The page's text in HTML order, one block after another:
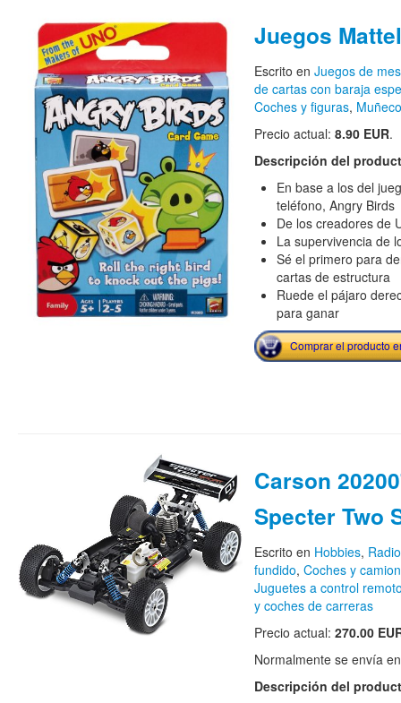
Juegos
Escrito en Juegos de
de cartas con baraja
Coches y figuras,
Precio actual: 8.90 EUR.
Descripción del
En base a los del
teléfono, Angry Birds
De los creadores de
La supervivencia de
Sé el primero para
cartas de estructura
Ruede el pájaro
para ganar
Comprar el producto
Carson
Specter Two
Escrito en Hobbies,
fundido, Coches y
Juguetes a control
y coches de carreras
Precio actual: 270.00
Normalmente se envía
Descripción del